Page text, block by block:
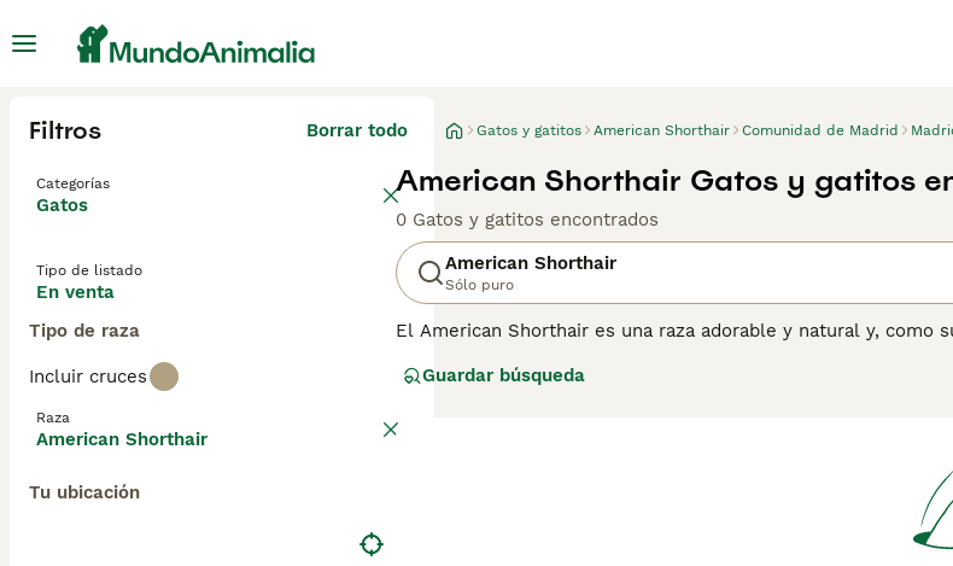
Filtros Borrar todo
Categorías
Gatos
Tipo de listado
En venta
Tipo de raza
Incluir cruces
Raza
American Shorthair
Tu ubicación
Gatos y gatitos American Shorthair Comunidad de Madrid
American Shorthair Gatos y gatitos
0 Gatos y gatitos encontrados
American Shorthair
Sólo puro
El American Shorthair es una raza adorable y natural y, como
conocidos por ser maravillosos compañeros y mascotas de
estos encantadores gatos, deberás registrar tu interés con los
disponibles en España cada año. Lee nuestra página de
Guardar búsqueda